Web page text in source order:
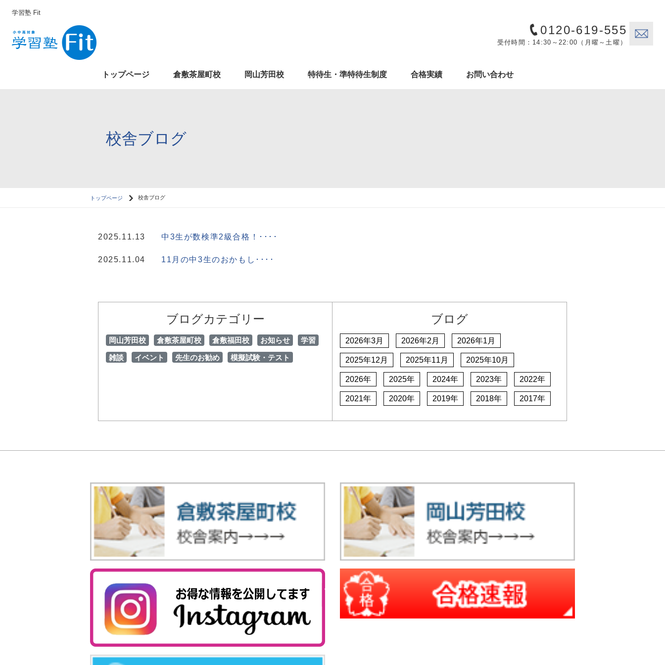
学習塾 Fit
0120-619-555
受付時間：14:30～22:00（月曜～土曜）
トップページ 倉敷茶屋町校 岡山芳田校 特待生・準特待生制度 合格実績 お問い合わせ
校舎ブログ
トップページ 校舎ブログ
2025.11.13 中3生が数検準2級合格！････
2025.11.04 11月の中3生のおかもし････
ブログカテゴリー
岡山芳田校 倉敷茶屋町校 倉敷福田校 お知らせ 学習
雑談 イベント 先生のお勧め 模擬試験・テスト
ブログ
2026年3月 2026年2月 2026年1月
2025年12月 2025年11月 2025年10月
2026年 2025年 2024年 2023年 2022年
2021年 2020年 2019年 2018年 2017年